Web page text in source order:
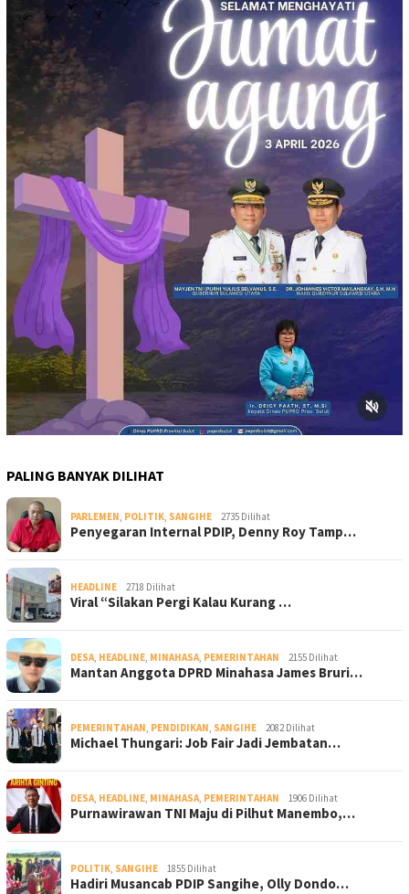
PALING BANYAK DILIHAT
PARLEMEN, POLITIK, SANGIHE 2735 Dilihat
Penyegaran Internal PDIP, Denny Roy Tamp…
HEADLINE 2718 Dilihat
Viral “Silakan Pergi Kalau Kurang …
DESA, HEADLINE, MINAHASA, PEMERINTAHAN 2155 Dilihat
Mantan Anggota DPRD Minahasa James Bruri…
PEMERINTAHAN, PENDIDIKAN, SANGIHE 2082 Dilihat
Michael Thungari: Job Fair Jadi Jembatan…
DESA, HEADLINE, MINAHASA, PEMERINTAHAN 1906 Dilihat
Purnawirawan TNI Maju di Pilhut Manembo,…
POLITIK, SANGIHE 1855 Dilihat
Hadiri Musancab PDIP Sangihe, Olly Dondo…